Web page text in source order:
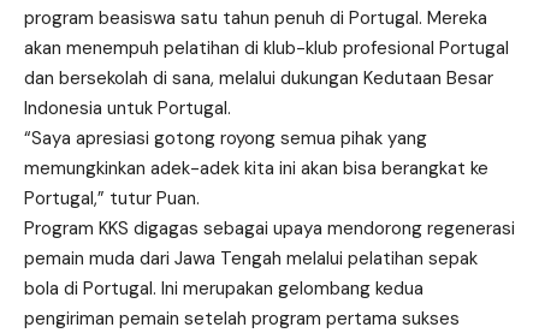
program beasiswa satu tahun penuh di Portugal. Mereka
akan menempuh pelatihan di klub-klub profesional Portugal
dan bersekolah di sana, melalui dukungan Kedutaan Besar
Indonesia untuk Portugal.
“Saya apresiasi gotong royong semua pihak yang
memungkinkan adek-adek kita ini akan bisa berangkat ke
Portugal,” tutur Puan.
Program KKS digagas sebagai upaya mendorong regenerasi
pemain muda dari Jawa Tengah melalui pelatihan sepak
bola di Portugal. Ini merupakan gelombang kedua
pengiriman pemain setelah program pertama sukses